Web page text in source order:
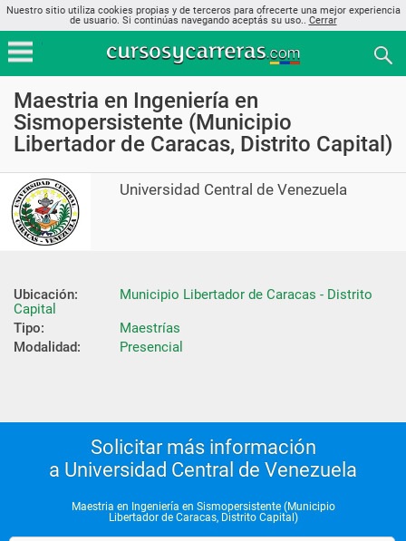
Nuestro sitio utiliza cookies propias y de terceros para ofrecerte una mejor experiencia
de usuario. Si continúas navegando aceptás su uso.. Cerrar
Maestria en Ingeniería en
Sismopersistente (Municipio
Libertador de Caracas, Distrito Capital)
Universidad Central de Venezuela
Ubicación:
Municipio Libertador de Caracas - Distrito
Capital
Tipo:
Maestrías
Modalidad:
Presencial
Solicitar más información
a Universidad Central de Venezuela
Maestria en Ingeniería en Sismopersistente (Municipio
Libertador de Caracas, Distrito Capital)